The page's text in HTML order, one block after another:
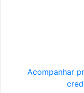
Acompanhar